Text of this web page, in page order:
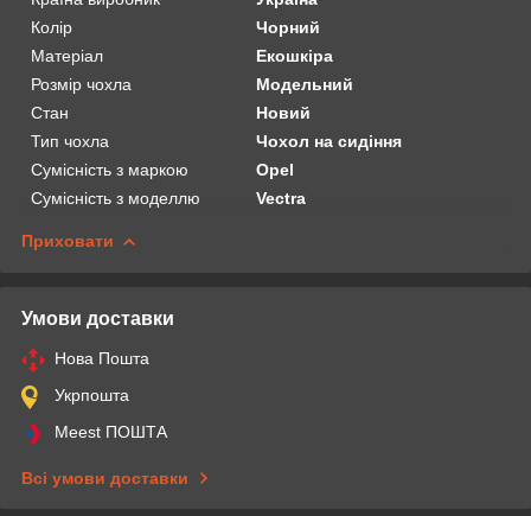
Колір
Чорний
Матеріал
Екошкіра
Розмір чохла
Модельний
Стан
Новий
Тип чохла
Чохол на сидіння
Сумісність з маркою
Opel
Сумісність з моделлю
Vectra
Приховати
Умови доставки
Нова Пошта
Укрпошта
Meest ПОШТА
Всі умови доставки